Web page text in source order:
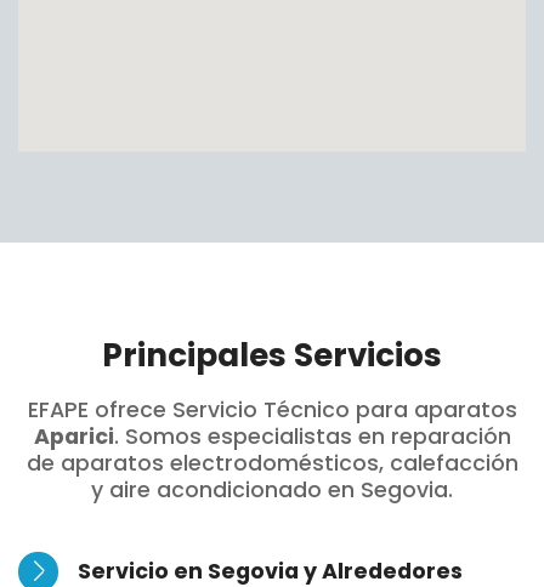
Principales Servicios
EFAPE ofrece Servicio Técnico para aparatos
Aparici. Somos especialistas en reparación
de aparatos electrodomésticos, calefacción
y aire acondicionado en Segovia.
Servicio en Segovia y Alrededores